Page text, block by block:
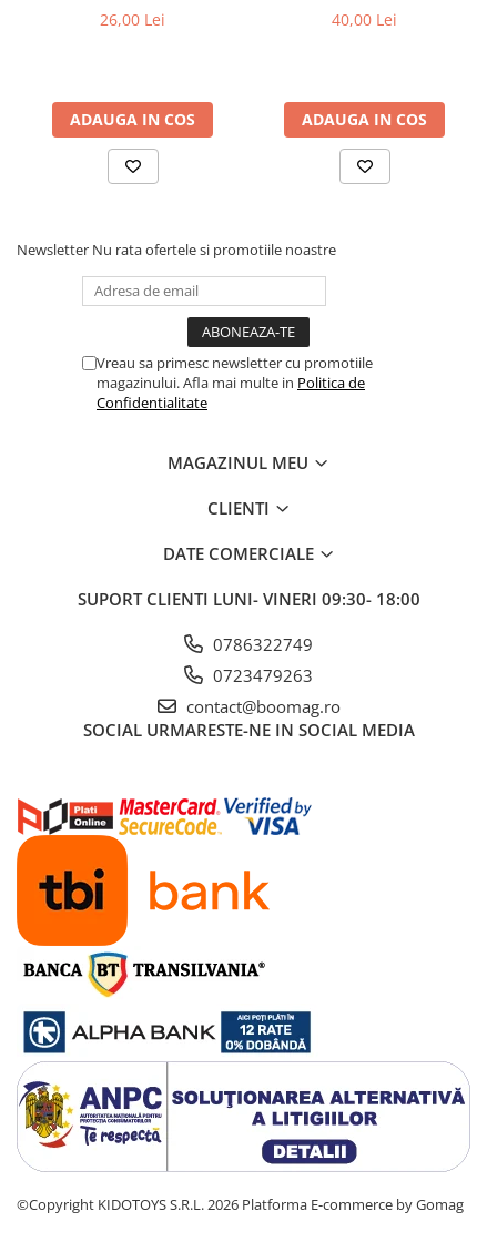
Frane pe disc
Roti bicicleta
Spite
Accesorii butuci
Jante bicicleta
Fond de janta
Sei si tija sa bicicleta
Coliere si cleme sa
Angrenaje bicicleta
Schimbator de viteze bicicleta
Manete schimbator si frana
Manete frana bicicleta
Rulmenti si coronite
Echipament ciclism
Ochelari
Casca bicicleta
Protectii
Sosete
Rucsaci si borsete ciclism
Manusi bicicleta
Pantofi ciclism
Imbracaminte ciclism barbati
Imbracaminte ciclism dama
Imbracaminte ciclism copii
G2/G4 2025)
26,00 Lei
ADAUGA IN COS
40,00 Lei
ADAUGA IN COS
Newsletter Nu rata ofertele si promotiile noastre
Vreau sa primesc newsletter cu promotiile
magazinului. Afla mai multe in Politica de
Confidentialitate
MAGAZINUL MEU
CLIENTI
DATE COMERCIALE
SUPORT CLIENTI LUNI- VINERI 09:30- 18:00
0786322749
0723479263
contact@boomag.ro
SOCIAL URMARESTE-NE IN SOCIAL MEDIA
©Copyright KIDOTOYS S.R.L. 2026 Platforma E-commerce by Gomag